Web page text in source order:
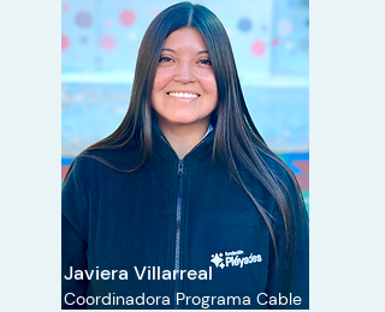
Javiera Villarreal
Coordinadora Programa Cable